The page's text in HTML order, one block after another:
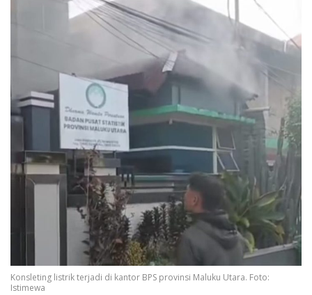
Konsleting listrik terjadi di kantor BPS provinsi Maluku Utara. Foto:
Istimewa